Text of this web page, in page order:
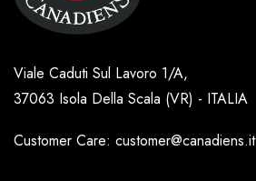
Viale Caduti Sul Lavoro 1/A,
37063 Isola Della Scala (VR) - ITALIA
Customer Care: customer@canadiens.it